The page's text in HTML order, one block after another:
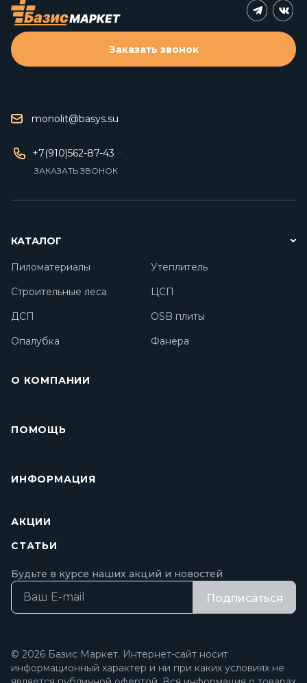
monolit@basys.su
+7(910)562-87-43
ЗАКАЗАТЬ ЗВОНОК
Заказать звонок
КАТАЛОГ
Пиломатериалы
Утеплитель
Строительные леса
ЦСП
ДСП
OSB плиты
Опалубка
Фанера
О КОМПАНИИ
ПОМОЩЬ
ИНФОРМАЦИЯ
АКЦИИ
СТАТЬИ
Будьте в курсе наших акций и новостей
Подписаться
© 2026 Базис Маркет. Интернет-сайт носит
информационный характер и ни при каких условиях не